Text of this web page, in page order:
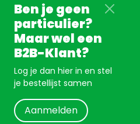
Ben je geen
particulier?
Maar wel een
B2B-Klant?
Log je dan hier in en stel
je bestellijst samen
Aanmelden